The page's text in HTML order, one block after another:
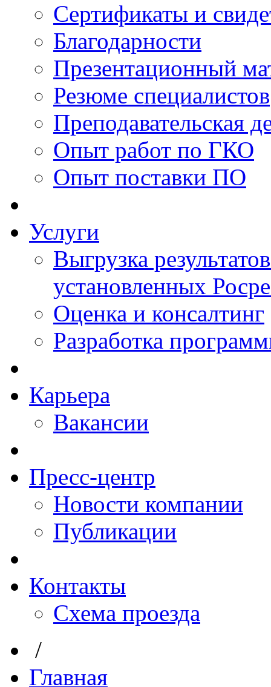
Сертификаты и
Благодарности
Презентационный
Резюме специалистов
Преподавательская
Опыт работ по ГКО
Опыт поставки ПО
Услуги
Выгрузка
установленных
Оценка и консалтинг
Разработка
Карьера
Вакансии
Пресс-центр
Новости компании
Публикации
Контакты
Схема проезда
/
Главная